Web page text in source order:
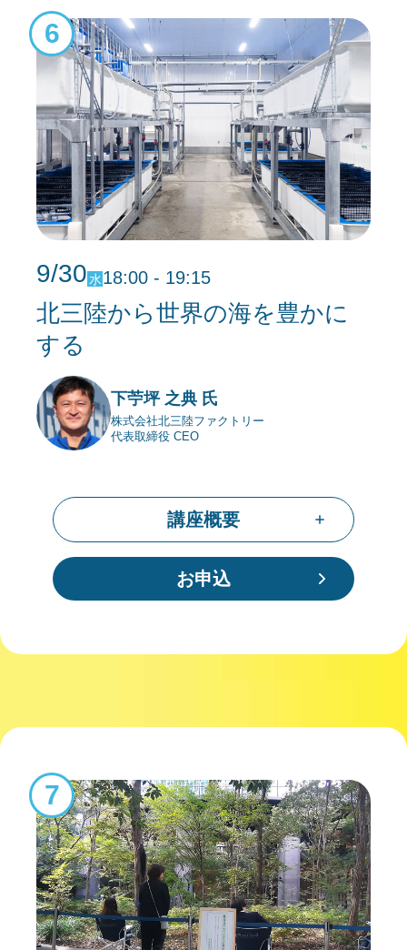
6
9/30水18:00 - 19:15
北三陸から世界の海を豊かに
する
下苧坪 之典 氏
株式会社北三陸ファクトリー
代表取締役 CEO
講座概要
お申込
7